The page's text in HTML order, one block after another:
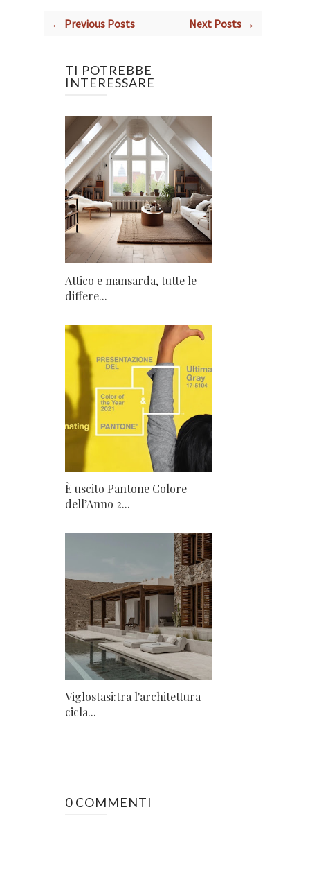
← Previous Posts Next Posts →
TI POTREBBE
INTERESSARE
Attico e mansarda, tutte le
differe...
È uscito Pantone Colore
dell’Anno 2...
Viglostasi:tra l'architettura
cicla...
0 COMMENTI